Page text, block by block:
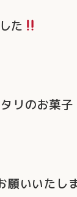
た
リのお菓子
願いいたし